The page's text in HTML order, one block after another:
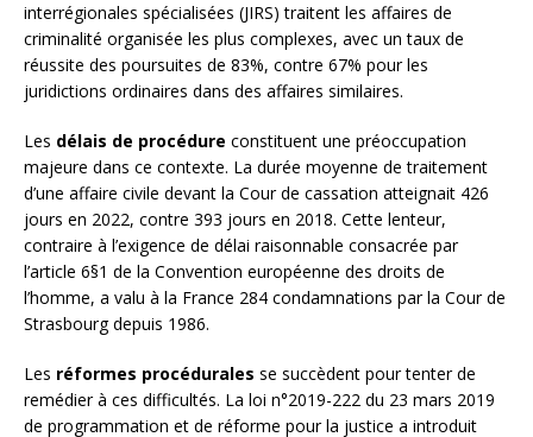
interrégionales spécialisées (JIRS) traitent les affaires de
criminalité organisée les plus complexes, avec un taux de
réussite des poursuites de 83%, contre 67% pour les
juridictions ordinaires dans des affaires similaires.
Les délais de procédure constituent une préoccupation
majeure dans ce contexte. La durée moyenne de traitement
d’une affaire civile devant la Cour de cassation atteignait 426
jours en 2022, contre 393 jours en 2018. Cette lenteur,
contraire à l’exigence de délai raisonnable consacrée par
l’article 6§1 de la Convention européenne des droits de
l’homme, a valu à la France 284 condamnations par la Cour de
Strasbourg depuis 1986.
Les réformes procédurales se succèdent pour tenter de
remédier à ces difficultés. La loi n°2019-222 du 23 mars 2019
de programmation et de réforme pour la justice a introduit